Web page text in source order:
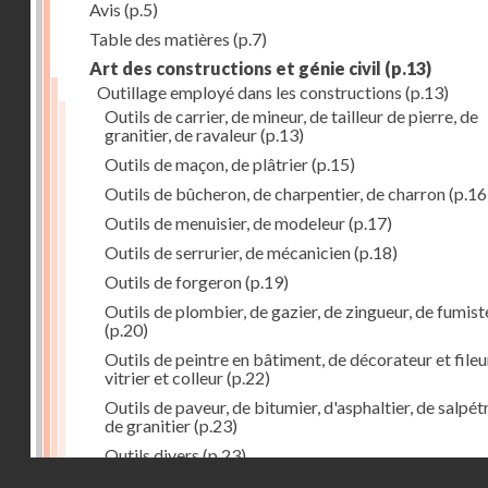
Avis (p.5)
Table des matières (p.7)
Art des constructions et génie civil (p.13)
Outillage employé dans les constructions (p.13)
Outils de carrier, de mineur, de tailleur de pierre, de
granitier, de ravaleur(p.13)
Outils de maçon, de plâtrier(p.15)
Outils de bûcheron, de charpentier, de charron
Outils de menuisier, de modeleur(p.17)
Outils de serrurier, de mécanicien(p.18)
Outils de forgeron(p.19)
Outils de plombier, de gazier, de zingueur, de
(p.20)
Outils de peintre en bâtiment, de décorateur et
vitrier et colleur(p.22)
Outils de paveur, de bitumier, d'asphaltier, de
de granitier(p.23)
Outils divers(p.23)